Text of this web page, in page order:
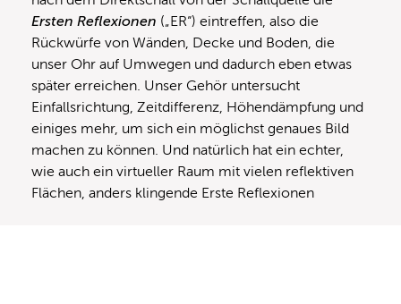
Ersten Reflexionen („ER“) eintreffen, also die
Rückwürfe von Wänden, Decke und Boden, die
unser Ohr auf Umwegen und dadurch eben etwas
später erreichen. Unser Gehör untersucht
Einfallsrichtung, Zeitdifferenz, Höhendämpfung und
einiges mehr, um sich ein möglichst genaues Bild
machen zu können. Und natürlich hat ein echter,
wie auch ein virtueller Raum mit vielen reflektiven
Flächen, anders klingende Erste Reflexionen